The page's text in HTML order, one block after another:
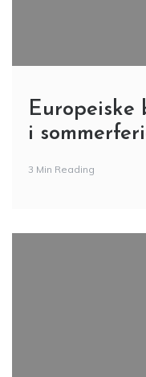
Europeiske
i
3 Min Reading